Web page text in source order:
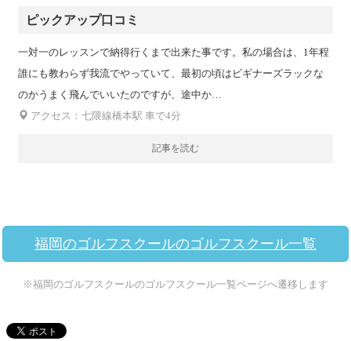
ピックアップ口コミ
一対一のレッスンで納得行くまで出来た事です。私の場合は、1年程
誰にも教わらず我流でやっていて、最初の頃はビギナーズラックな
のかうまく飛んでいいたのですが、途中か…
アクセス：七隈線橋本駅 車で4分
記事を読む
福岡のゴルフスクールのゴルフスクール一覧
※福岡のゴルフスクールのゴルフスクール一覧ページへ遷移します